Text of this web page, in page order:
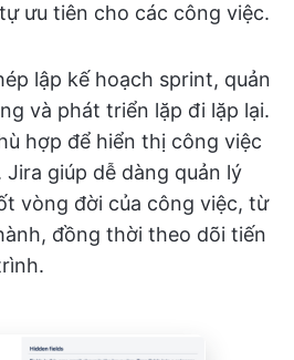
ưu tiên cho các công việc.
lập kế hoạch sprint, quản
và phát triển lặp đi lặp lại.
hợp để hiển thị công việc
giúp dễ dàng quản lý
vòng đời của công việc, từ
đồng thời theo dõi tiến